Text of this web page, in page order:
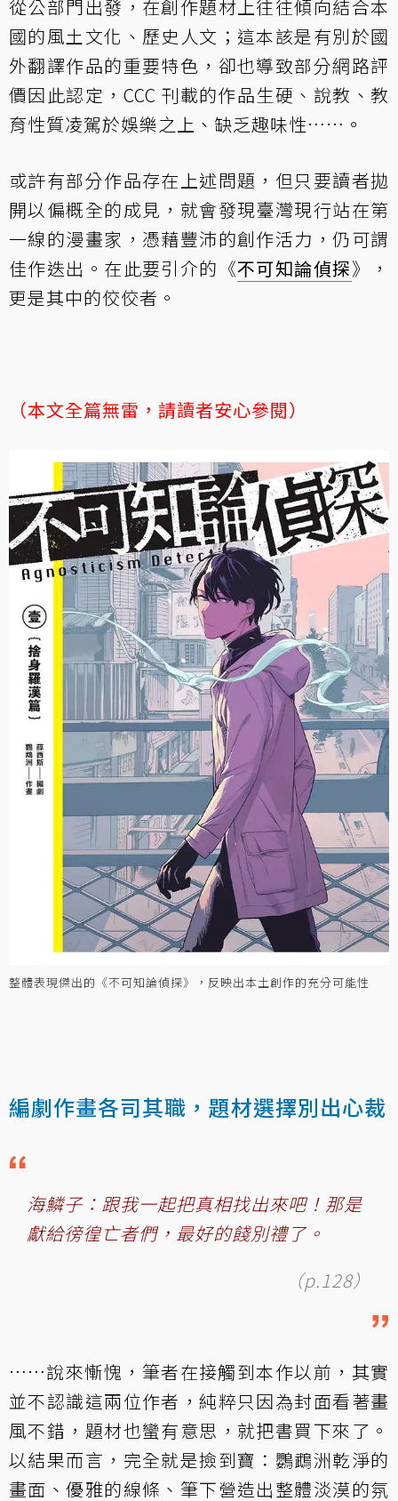
從公部門出發，在創作題材上往往傾向結合本
國的風土文化、歷史人文；這本該是有別於國
外翻譯作品的重要特色，卻也導致部分網路評
價因此認定，CCC 刊載的作品生硬、說教、教
育性質凌駕於娛樂之上、缺乏趣味性……。
或許有部分作品存在上述問題，但只要讀者拋
開以偏概全的成見，就會發現臺灣現行站在第
一線的漫畫家，憑藉豐沛的創作活力，仍可謂
佳作迭出。在此要引介的《不可知論偵探》，
更是其中的佼佼者。
（本文全篇無雷，請讀者安心參閱）
整體表現傑出的《不可知論偵探》，反映出本土創作的充分可能性
編劇作畫各司其職，題材選擇別出心裁
海鱗子：跟我一起把真相找出來吧！那是
獻給徬徨亡者們，最好的餞別禮了。
（p.128）
……說來慚愧，筆者在接觸到本作以前，其實
並不認識這兩位作者，純粹只因為封面看著畫
風不錯，題材也蠻有意思，就把書買下來了。
以結果而言，完全就是撿到寶：鸚鵡洲乾淨的
畫面、優雅的線條、筆下營造出整體淡漠的氛